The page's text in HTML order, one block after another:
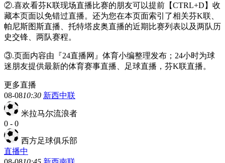
②.喜欢看芬K联现场直播比赛的朋友可以提前【CTRL+D】收
藏本页面以免错过直播。还为您在本页面索引了相关芬K联、
帕尼斯图斯直播、托特塔皮奥直播的近期比赛列表以及两队历
史交锋、两队赛程。
③.页面内容由『24直播网』体育小编整理发布；24小时为球
迷朋友提供最新的体育赛事直播、足球直播，芬K联直播。
更多直播
08-0810:30 新西中联
米拉马尔流浪者
0 - 0
西方足球俱乐部
直播中